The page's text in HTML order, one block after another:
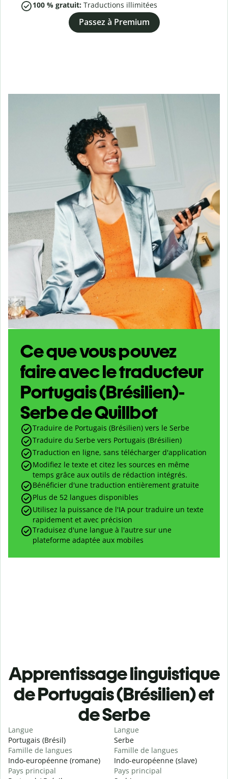
100 % gratuit: Traductions illimitées
Passez à Premium
Ce que vous pouvez
faire avec le traducteur
Portugais (Brésilien)-
Serbe de Quillbot
Traduire de Portugais (Brésilien) vers le Serbe
Traduire du Serbe vers Portugais (Brésilien)
Traduction en ligne, sans télécharger d'application
Modifiez le texte et citez les sources en même
temps grâce aux outils de rédaction intégrés.
Bénéficier d'une traduction entièrement gratuite
Plus de 52 langues disponibles
Utilisez la puissance de l'IA pour traduire un texte
rapidement et avec précision
Traduisez d'une langue à l'autre sur une
plateforme adaptée aux mobiles
Apprentissage linguistique
de Portugais (Brésilien) et
de Serbe
Langue
Portugais (Brésil)
Famille de langues
Indo-européenne (romane)
Pays principal
Langue
Serbe
Famille de langues
Indo-européenne (slave)
Pays principal